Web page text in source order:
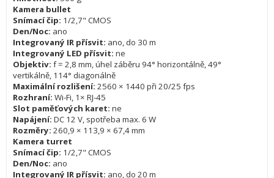
Kamera bullet
Snímací čip: 1/2,7" CMOS
Den/Noc: ano
Integrovaný IR přísvit: ano, do 30 m
Integrovaný LED přísvit: ne
Objektiv: f = 2,8 mm, úhel záběru 94° horizontálně, 49°
vertikálně, 114° diagonálně
Maximální rozlišení: 2560 × 1440 při 20/25 fps
Rozhraní: Wi-Fi, 1× RJ-45
Slot paměťových karet: ne
Napájení: DC 12 V, spotřeba max. 6 W
Rozměry: 260,9 × 113,9 × 67,4 mm
Kamera turret
Snímací čip: 1/2,7" CMOS
Den/Noc: ano
Integrovaný IR přísvit: ano, do 20 m